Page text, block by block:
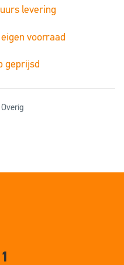
levering
voorraad
geprijsd
Overig